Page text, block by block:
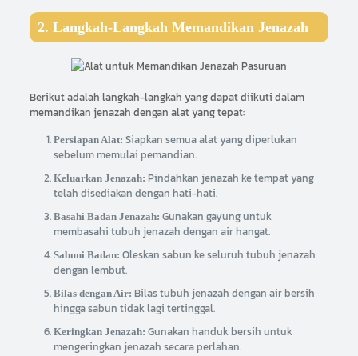
2. Langkah-Langkah Memandikan Jenazah
Berikut adalah langkah-langkah yang dapat diikuti dalam
memandikan jenazah dengan alat yang tepat:
Persiapan Alat: Siapkan semua alat yang diperlukan
sebelum memulai pemandian.
Keluarkan Jenazah: Pindahkan jenazah ke tempat yang
telah disediakan dengan hati-hati.
Basahi Badan Jenazah: Gunakan gayung untuk
membasahi tubuh jenazah dengan air hangat.
Sabuni Badan: Oleskan sabun ke seluruh tubuh jenazah
dengan lembut.
Bilas dengan Air: Bilas tubuh jenazah dengan air bersih
hingga sabun tidak lagi tertinggal.
Keringkan Jenazah: Gunakan handuk bersih untuk
mengeringkan jenazah secara perlahan.